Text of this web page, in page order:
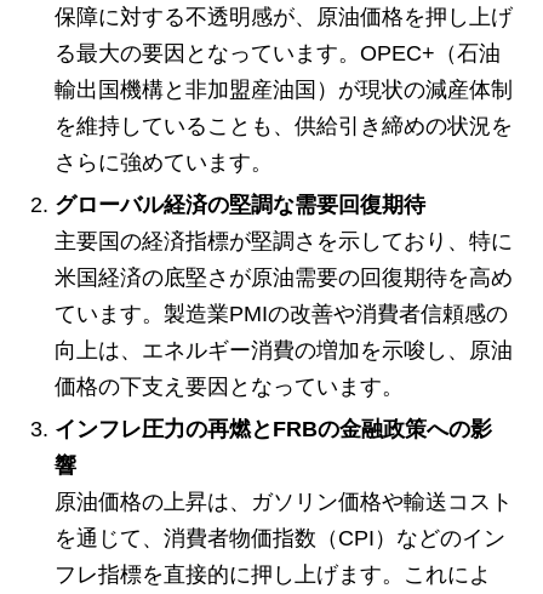
保障に対する不透明感が、原油価格を押し上げ
る最大の要因となっています。OPEC+（石油
輸出国機構と非加盟産油国）が現状の減産体制
を維持していることも、供給引き締めの状況を
さらに強めています。
グローバル経済の堅調な需要回復期待
主要国の経済指標が堅調さを示しており、特に
米国経済の底堅さが原油需要の回復期待を高め
ています。製造業PMIの改善や消費者信頼感の
向上は、エネルギー消費の増加を示唆し、原油
価格の下支え要因となっています。
インフレ圧力の再燃とFRBの金融政策への影
響
原油価格の上昇は、ガソリン価格や輸送コスト
を通じて、消費者物価指数（CPI）などのイン
フレ指標を直接的に押し上げます。これによ